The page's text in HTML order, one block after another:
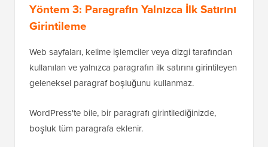
Yöntem 3: Paragrafın Yalnızca İlk Satırını
Girintileme
Web sayfaları, kelime işlemciler veya dizgi tarafından
kullanılan ve yalnızca paragrafın ilk satırını girintileyen
geleneksel paragraf boşluğunu kullanmaz.
WordPress'te bile, bir paragrafı girintilediğinizde,
boşluk tüm paragrafa eklenir.